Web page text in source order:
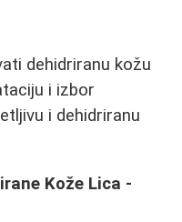
dehidriranu kožu
i izbor
i dehidriranu
Kože Lica -